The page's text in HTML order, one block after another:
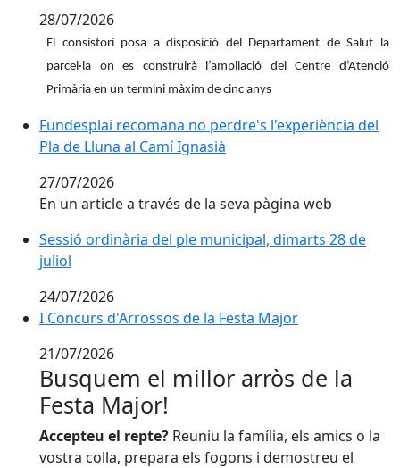
28/07/2026
El consistori posa a disposició del Departament de Salut la
parcel·la on es construirà l’ampliació del Centre d’Atenció
Primària en un termini màxim de cinc anys
Fundesplai recomana no perdre's l'experiència del
Fundesplai recomana no perdre's l'experiència del
Pla de Lluna al Camí Ignasià
27/07/2026
En un article a través de la seva pàgina web
Sessió ordinària del ple municipal, dimarts 28 de
juliol
24/07/2026
I Concurs d'Arrossos de la Festa Major
I Concurs d'Arrossos de la Festa Major
21/07/2026
Busquem el millor arròs de la
Festa Major!
Accepteu el repte? Reuniu la família, els amics o la
vostra colla, prepara els fogons i demostreu el